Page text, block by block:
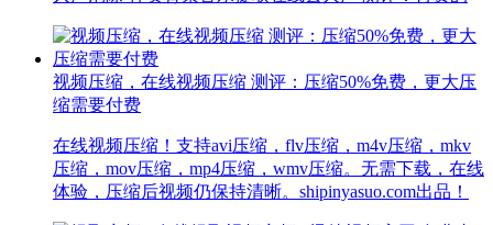
视频压缩，在线视频压缩 测评：压缩50%免费，更大压
缩需要付费
在线视频压缩！支持avi压缩，flv压缩，m4v压缩，mkv
压缩，mov压缩，mp4压缩，wmv压缩。无需下载，在线
体验，压缩后视频仍保持清晰。shipinyasuo.com出品！